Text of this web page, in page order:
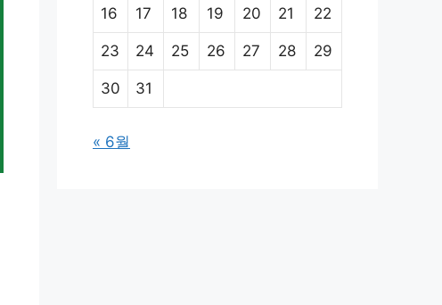
16 17 18 19 20 21 22
23 24 25 26 27 28 29
30 31
« 6월